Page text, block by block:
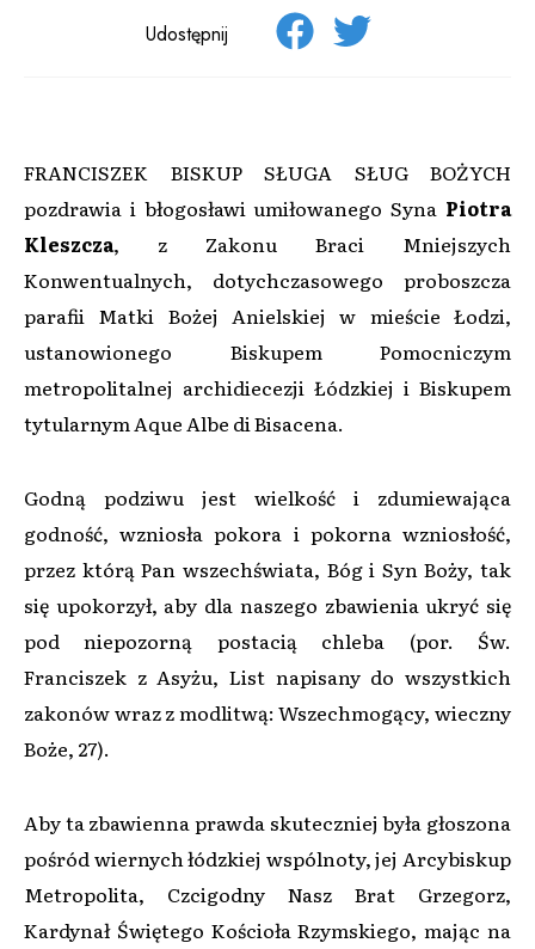
Udostępnij
FRANCISZEK BISKUP SŁUGA SŁUG BOŻYCH
pozdrawia i błogosławi umiłowanego Syna Piotra
Kleszcza, z Zakonu Braci Mniejszych
Konwentualnych, dotychczasowego proboszcza
parafii Matki Bożej Anielskiej w mieście Łodzi,
ustanowionego Biskupem Pomocniczym
metropolitalnej archidiecezji Łódzkiej i Biskupem
tytularnym Aque Albe di Bisacena.
Godną podziwu jest wielkość i zdumiewająca
godność, wzniosła pokora i pokorna wzniosłość,
przez którą Pan wszechświata, Bóg i Syn Boży, tak
się upokorzył, aby dla naszego zbawienia ukryć się
pod niepozorną postacią chleba (por. Św.
Franciszek z Asyżu, List napisany do wszystkich
zakonów wraz z modlitwą: Wszechmogący, wieczny
Boże, 27).
Aby ta zbawienna prawda skuteczniej była głoszona
pośród wiernych łódzkiej wspólnoty, jej Arcybiskup
Metropolita, Czcigodny Nasz Brat Grzegorz,
Kardynał Świętego Kościoła Rzymskiego, mając na